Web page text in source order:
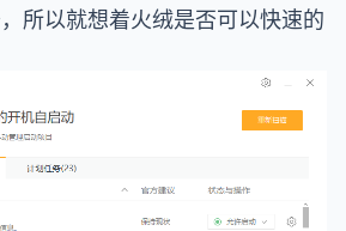
所以就想着火绒是否可以快速的